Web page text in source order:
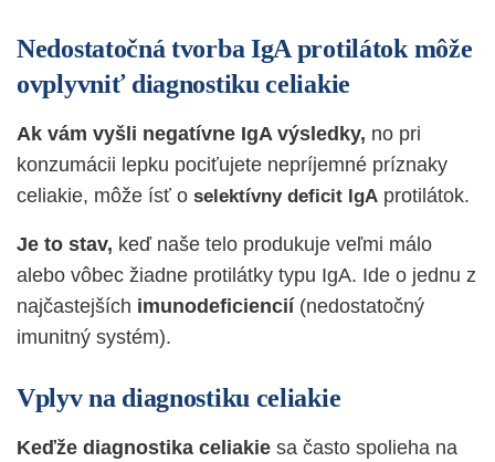
Nedostatočná tvorba IgA protilátok môže
ovplyvniť diagnostiku celiakie
Ak vám vyšli negatívne IgA výsledky, no pri
konzumácii lepku pociťujete nepríjemné príznaky
celiakie, môže ísť o selektívny deficit IgA protilátok.
Je to stav, keď naše telo produkuje veľmi málo
alebo vôbec žiadne protilátky typu IgA. Ide o jednu z
najčastejších imunodeficiencií(nedostatočný
imunitný systém).
Vplyv na diagnostiku celiakie
Keďže diagnostika celiakie sa často spolieha na